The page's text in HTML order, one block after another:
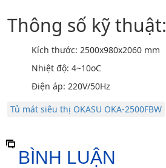
Thông số kỹ thuật:
Kích thước: 2500x980x2060 mm
Nhiệt độ: 4~10oC
Điện áp: 220V/50Hz
Tủ mát siêu thị OKASU OKA-2500FBW
BÌNH LUẬN